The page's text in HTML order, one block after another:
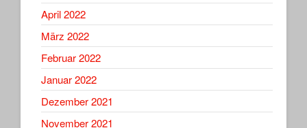
April 2022
März 2022
Februar 2022
Januar 2022
Dezember 2021
November 2021